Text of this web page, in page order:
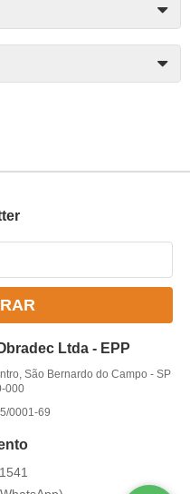
Ltda - EPP
São Bernardo do Campo -SP
000
0001-69